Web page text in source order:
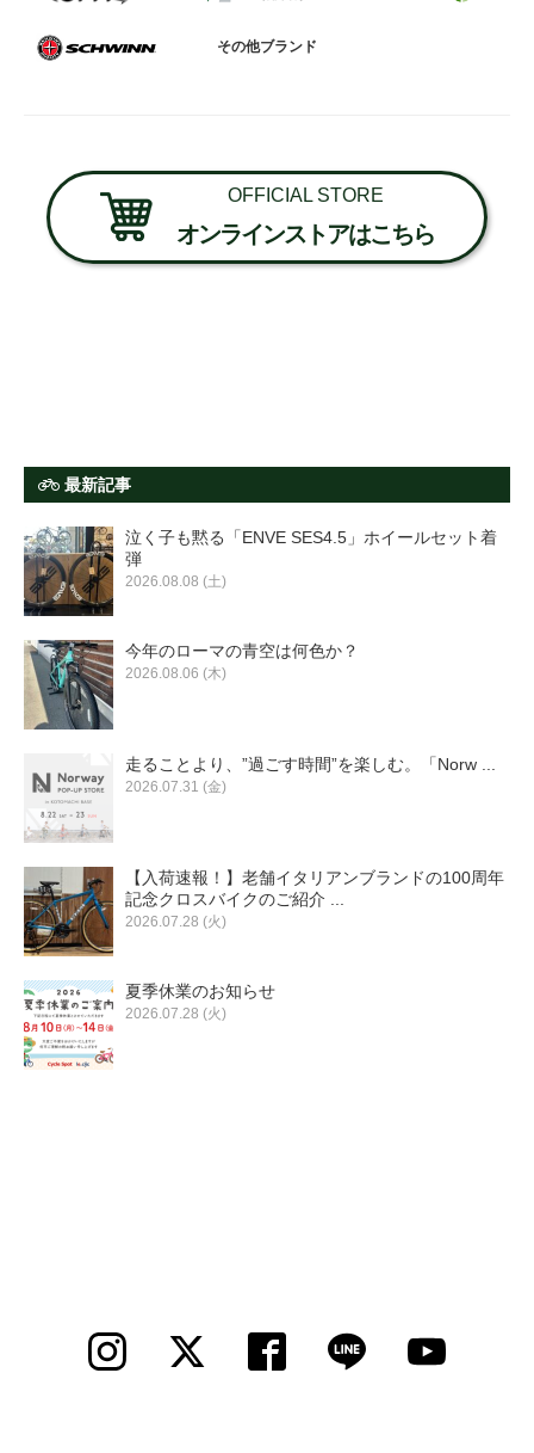
その他ブランド
OFFICIAL STORE
オンラインストアはこちら
最新記事
泣く子も黙る「ENVE SES4.5」ホイールセット着
弾
2026.08.08 (土)
今年のローマの青空は何色か？
2026.08.06 (木)
走ることより、”過ごす時間”を楽しむ。「Norw ...
2026.07.31 (金)
【入荷速報！】老舗イタリアンブランドの100周年
記念クロスバイクのご紹介 ...
2026.07.28 (火)
夏季休業のお知らせ
2026.07.28 (火)